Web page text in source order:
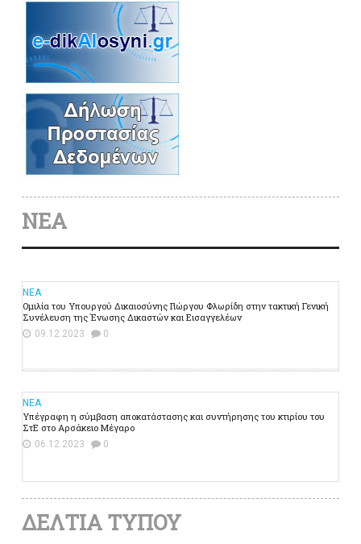
ΝΕΑ
ΝΕΑ
Ομιλία του Υπουργού Δικαιοσύνης Γιώργου Φλωρίδη στην τακτική Γενική
Συνέλευση της Ένωσης Δικαστών και Εισαγγελέων
09.12.2023 0
ΝΕΑ
Υπέγραφη η σύμβαση αποκατάστασης και συντήρησης του κτιρίου του
ΣτΕ στο Αρσάκειο Μέγαρο
06.12.2023 0
ΔΕΛΤΙΑ ΤΥΠΟΥ